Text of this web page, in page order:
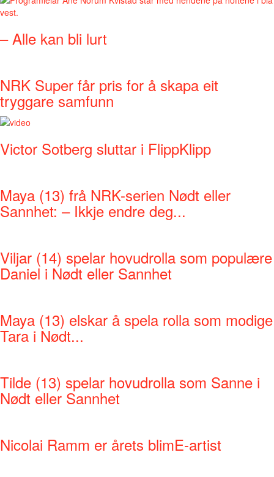
– Alle kan bli lurt
NRK Super får pris for å skapa eit
tryggare samfunn
Victor Sotberg sluttar i FlippKlipp
Maya (13) frå NRK-serien Nødt eller
Sannhet: – Ikkje endre deg...
Viljar (14) spelar hovudrolla som populære
Daniel i Nødt eller Sannhet
Maya (13) elskar å spela rolla som modige
Tara i Nødt...
Tilde (13) spelar hovudrolla som Sanne i
Nødt eller Sannhet
Nicolai Ramm er årets blimE-artist